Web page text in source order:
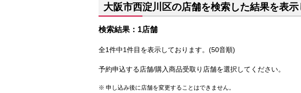
大阪市西淀川区の店舗を検索した結果を表
検索結果：1店舗
全1件中1件目を表示しております。(50音順)
予約申込する店舗/購入商品受取り店舗を選択してください。
申し込み後に店舗を変更することはできません。